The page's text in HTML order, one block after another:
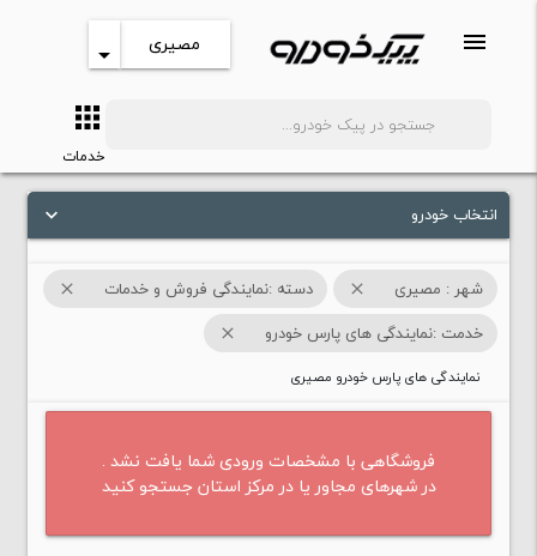
menu مصیری arrow_drop_down
apps
خدمات
keyboard_arrow_down انتخاب خودرو
شهر : مصیری close دسته :نمایندگی فروش و خدمات close
خدمت :نمایندگی های پارس خودرو close
نمایندگی های پارس خودرو مصیری
فروشگاهی با مشخصات ورودی شما یافت نشد .
در شهرهای مجاور یا در مرکز استان جستجو کنید